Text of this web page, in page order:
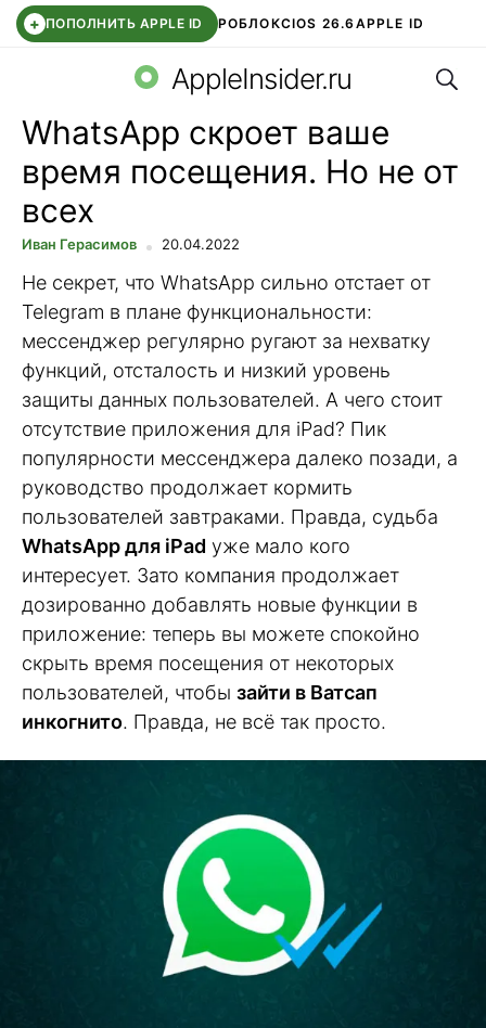
+ ПОПОЛНИТЬ APPLE ID РОБЛОКСIOS 26.6 APPLE ID
WHATSAPP DDE STOREAPP STOREOZON БАНК
AppleInsider.ru
WhatsApp скроет ваше
время посещения. Но не от
всех
Иван Герасимов 20.04.2022
Не секрет, что WhatsApp сильно отстает от
Telegram в плане функциональности:
мессенджер регулярно ругают за нехватку
функций, отсталость и низкий уровень
защиты данных пользователей. А чего стоит
отсутствие приложения для iPad? Пик
популярности мессенджера далеко позади, а
руководство продолжает кормить
пользователей завтраками. Правда, судьба
WhatsApp для iPad уже мало кого
интересует. Зато компания продолжает
дозированно добавлять новые функции в
приложение: теперь вы можете спокойно
скрыть время посещения от некоторых
пользователей, чтобы зайти в Ватсап
инкогнито. Правда, не всё так просто.